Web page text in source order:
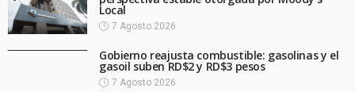
Local
7 Agosto 2026
Gobierno reajusta combustible: gasolinas y el
gasoil suben RD$2 y RD$3 pesos
7 Agosto 2026